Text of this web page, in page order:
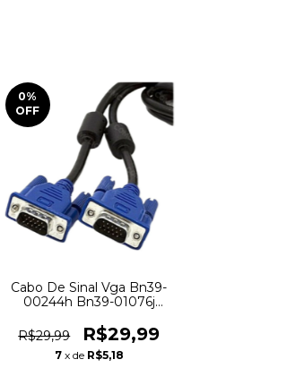
0%
OFF
Cabo De Sinal Vga Bn39-
00244h Bn39-01076j
R$29,99
R$29,99
7 x de R$5,18